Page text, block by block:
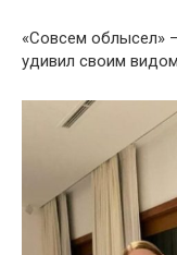
«Совсем облысел»
удивил своим